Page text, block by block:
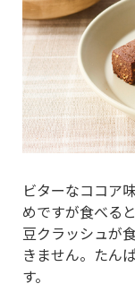
ビターなココア
めですが食べる
豆クラッシュが
きません。たん
す。